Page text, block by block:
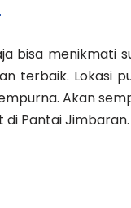
bisa menikmati
terbaik. Lokasi
Akan
di Pantai Jimbaran.